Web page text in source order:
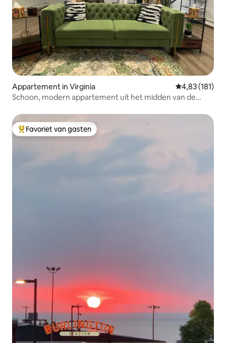
Appartement in Virginia Gemiddelde
4,83 (181)
Schoon, modern appartement uit het midden van de
Topfavoriet van gasten
Favoriet van gasten